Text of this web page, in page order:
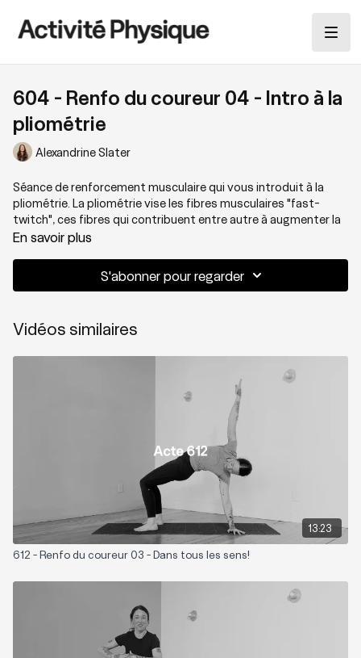
604 - Renfo du coureur 04 - Intro à la
pliométrie
Alexandrine Slater
Séance de renforcement musculaire qui vous introduit à la
pliométrie. La pliométrie vise les fibres musculaires "fast-
twitch", ces fibres qui contribuent entre autre à augmenter la
qualité d'explosion, la propulsion et la vitesse. La séance est
notre cheminement dans l'entraînement.
Matériel nécessaire: Bloc (non obligatoire) ou escalier.
Zone sollicitée: Bas de corps, plus précisément
En savoir plus
S'abonner pour regarder
Vidéos similaires
13:23
612 - Renfo du coureur 03 - Dans tous les sens!